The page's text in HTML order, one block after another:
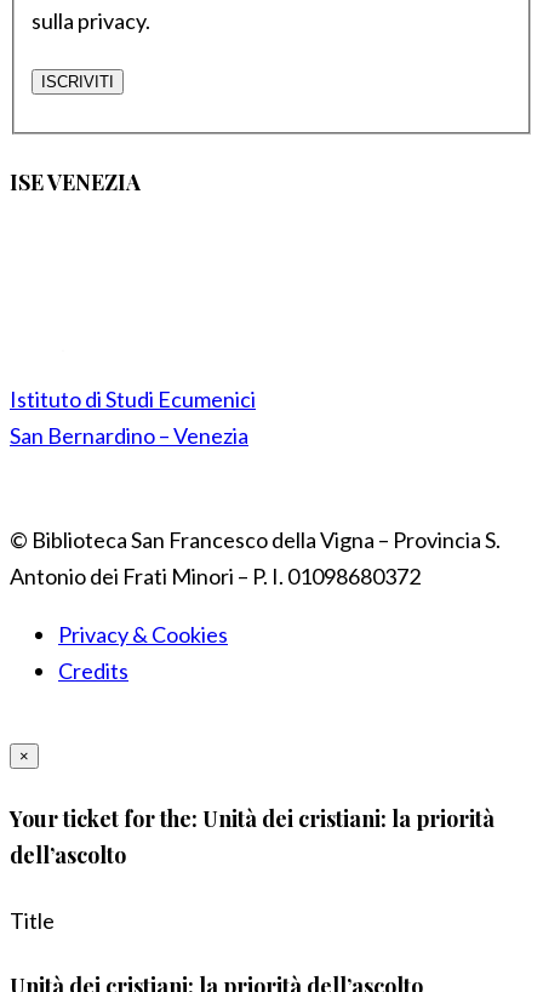
sulla privacy.
ISE VENEZIA
Istituto di Studi Ecumenici
San Bernardino – Venezia
© Biblioteca San Francesco della Vigna – Provincia S.
Antonio dei Frati Minori – P. I. 01098680372
Privacy & Cookies
Credits
×
Your ticket for the: Unità dei cristiani: la priorità
dell’ascolto
Title
Unità dei cristiani: la priorità dell’ascolto